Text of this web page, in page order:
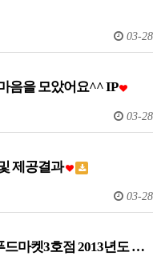
03-28
음을 모았어요^^ IP
03-28
제공결과
03-28
마켓3호점 2013년도 …